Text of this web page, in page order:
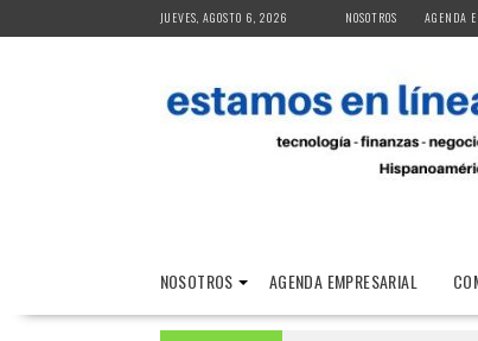
to
JUEVES, AGOSTO 6, 2026 NOSOTROS AGENDA
NOSOTROS AGENDA EMPRESARIAL